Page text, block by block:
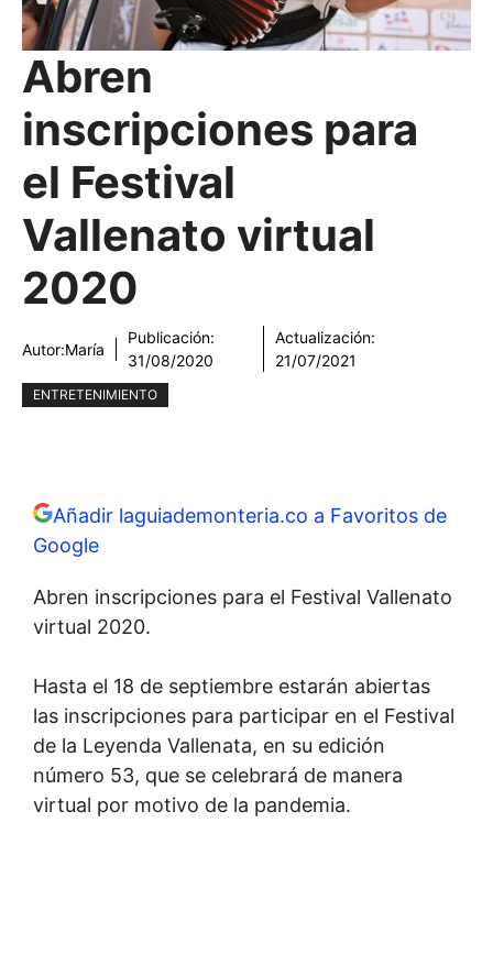
Abren
inscripciones para
el Festival
Vallenato virtual
2020
Autor:María
Publicación:
31/08/2020
Actualización:
21/07/2021
ENTRETENIMIENTO
Añadir laguiademonteria.co a Favoritos de
Google
Abren inscripciones para el Festival Vallenato
virtual 2020.
Hasta el 18 de septiembre estarán abiertas
las inscripciones para participar en el Festival
de la Leyenda Vallenata, en su edición
número 53, que se celebrará de manera
virtual por motivo de la pandemia.